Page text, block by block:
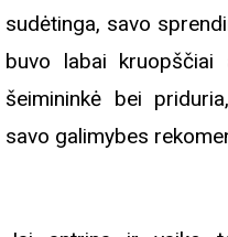
sudėtinga, savo
buvo labai kruopščiai
šeimininkė bei
savo galimybes